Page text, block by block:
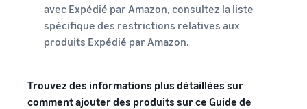
avec Expédié par Amazon, consultez la liste
spécifique des restrictions relatives aux
produits Expédié par Amazon.
Trouvez des informations plus détaillées sur
comment ajouter des produits sur ce Guide de